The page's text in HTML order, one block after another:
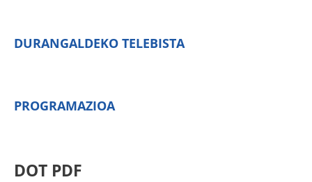
DURANGALDEKO TELEBISTA
PROGRAMAZIOA
DOT PDF